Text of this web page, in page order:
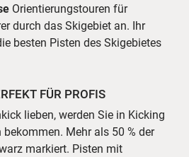
Orientierungstouren für
durch das Skigebiet an. Ihr
besten Pisten des Skigebietes
FÜR PROFIS
lieben, werden Sie in Kicking
bekommen. Mehr als 50 % der
markiert. Pisten mit